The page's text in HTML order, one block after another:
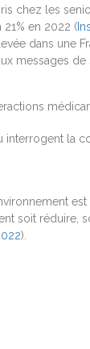
chez les
en 2022 (
dans une
messages
interrogent la
soit réduire,
).